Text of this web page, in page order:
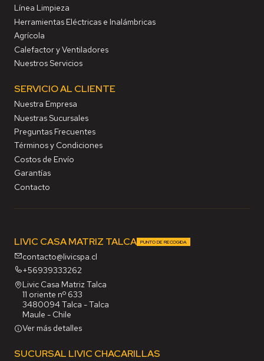
Línea Limpieza
Herramientas Eléctricas e Inalámbricas
Agrícola
Calefactor y Ventiladores
Nuestros Servicios
SERVICIO AL CLIENTE
Nuestra Empresa
Nuestras Sucursales
Preguntas Frecuentes
Términos y Condiciones
Costos de Envío
Garantías
Contacto
LIVIC CASA MATRIZ TALCA PUNTO DE RECOGIDA
contacto@livicspa.cl
+56939333262
Livic Casa Matriz Talca
11 oriente nº 633
3480094 Talca - Talca
Maule - Chile
Ver más detalles
SUCURSAL LIVIC CHACARILLAS